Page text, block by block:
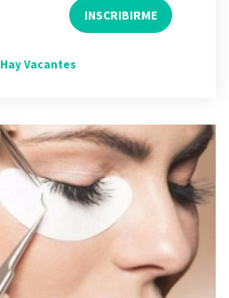
INSCRIBIRME
Hay Vacantes